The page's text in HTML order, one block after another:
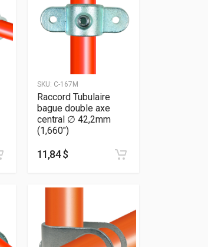
SKU: C-167M
Raccord Tubulaire
bague double axe
central ∅ 42,2mm
(1,660″)
11,84 $